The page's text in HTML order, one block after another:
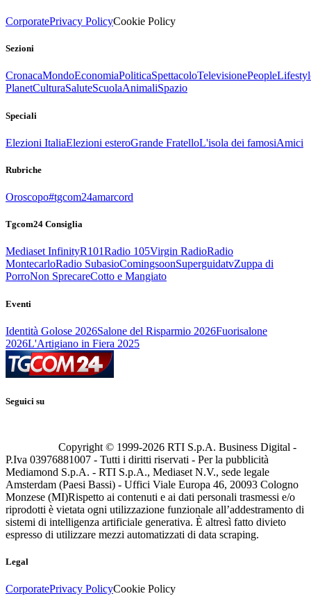
CorporatePrivacy PolicyCookie Policy
Sezioni
CronacaMondoEconomiaPoliticaSpettacoloTelevisionePeople
PlanetCulturaSaluteScuolaAnimaliSpazio
Speciali
Elezioni ItaliaElezioni esteroGrande FratelloL'isola dei famosiAmici
Rubriche
Oroscopo#tgcom24amarcord
Tgcom24 Consiglia
Mediaset InfinityR101Radio 105Virgin RadioRadio
MontecarloRadio SubasioComingsoonSuperguidatvZuppa di
PorroNon SprecareCotto e Mangiato
Eventi
Identità Golose 2026Salone del Risparmio 2026Fuorisalone
2026L'Artigiano in Fiera 2025
Seguici su
Copyright © 1999-2026 RTI S.p.A. Business Digital -
P.Iva 03976881007 - Tutti i diritti riservati - Per la pubblicità
Mediamond S.p.A. - RTI S.p.A., Mediaset N.V., sede legale
Amsterdam (Paesi Bassi) - Uffici Viale Europa 46, 20093 Cologno
Monzese (MI)Rispetto ai contenuti e ai dati personali trasmessi e/o
riprodotti è vietata ogni utilizzazione funzionale all’addestramento di
sistemi di intelligenza artificiale generativa. È altresì fatto divieto
espresso di utilizzare mezzi automatizzati di data scraping.
Legal
CorporatePrivacy PolicyCookie Policy